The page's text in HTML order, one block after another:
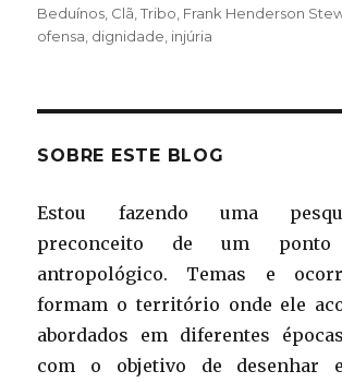
em
Beduínos Clã ,Tribo Frank Henderson
ofensa dignidade injúria
SOBRE ESTE BLOG
Estou fazendo uma
preconceito de um
antropológico. Temas e
formam o território onde ele
abordados em diferentes
com o objetivo de desenhar